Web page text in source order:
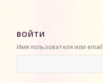
ВОЙТИ
Имя пользователя или email